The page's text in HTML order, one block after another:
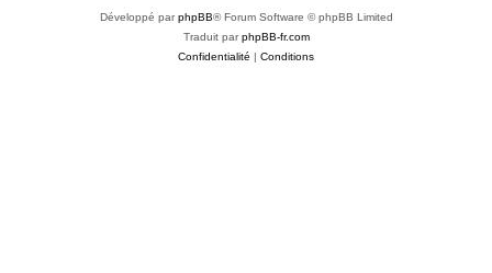
Développé parphpBB® Forum Software © phpBB Limited
Traduit parphpBB-fr.com
Confidentialité | Conditions